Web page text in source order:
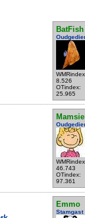
BatFish
8.526
OTindex:
25.965
Mamsie
46.743
OTindex:
97.361
Emmo
Stamgast